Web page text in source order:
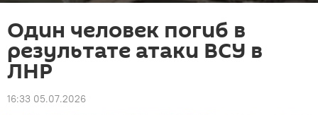
Один человек погиб в
результате атаки ВСУ в
ЛНР
16:33 05.07.2026